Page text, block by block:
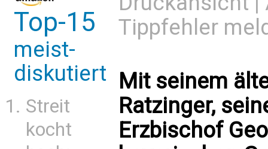
Top-15
meist-
diskutiert
Streit
kocht
Tippfehler
Mit seinem
Ratzinger,
Erzbischof